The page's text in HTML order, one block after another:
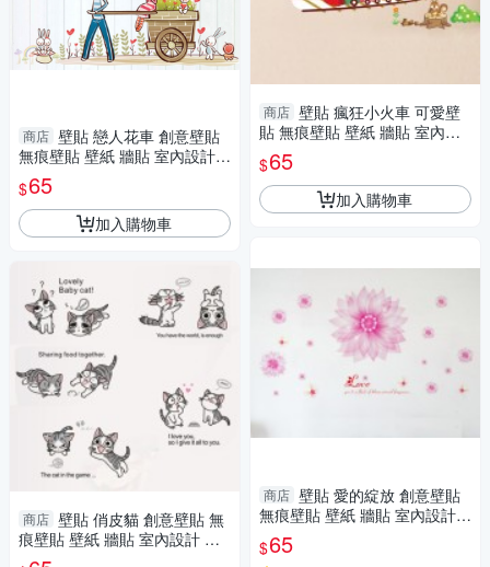
商店 壁貼 戀人花車 創意壁貼
無痕壁貼 壁紙 牆貼 室內設計
裝潢 Loxin
$65
加入購物車
商店 壁貼 俏皮貓 創意壁貼 無
痕壁貼 壁紙 牆貼 室內設計 裝
潢 Loxin
商店 壁貼 瘋狂小火車 可愛壁
貼 無痕壁貼 壁紙 牆貼 室內設
計 裝潢 Loxin
$65
加入購物車
商店 壁貼 愛的綻放 創意壁貼
無痕壁貼 壁紙 牆貼 室內設計
裝潢 Loxin
$65